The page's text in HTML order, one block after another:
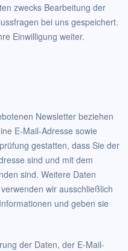
zwecks Bearbeitung der
bei uns gespeichert.
Einwilligung weiter.
Newsletter beziehen
E-Mail-Adresse sowie
gestatten, dass Sie der
sind und mit dem
sind. Weitere Daten
wir ausschließlich
und geben sie
der Daten, der E-Mail-